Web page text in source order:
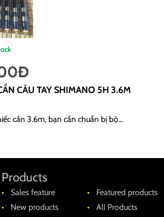
Đ
CÂU TAY SHIMANO 5H 3.6M
cần 3.6m, bạn cần chuẩn bị bộ...
Products
Sales feature
Featured products
New products
All Products